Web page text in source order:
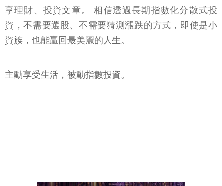
享理財、投資文章。 相信透過長期指數化分散式投
資，不需要選股、不需要猜測漲跌的方式，即使是小
資族，也能贏回最美麗的人生。
主動享受生活，被動指數投資。